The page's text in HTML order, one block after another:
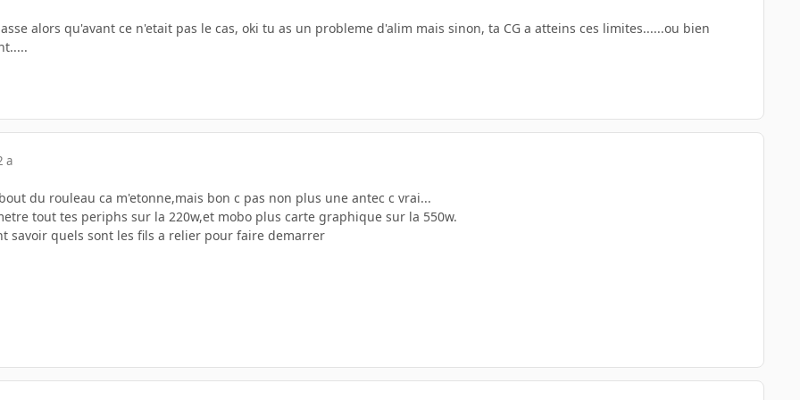
alors qu'avant ce n'etait pas le cas, oki tu as un probleme d'alim mais sinon, ta CG a atteins ces limites......ou bien
a
du rouleau ca m'etonne,mais bon c pas non plus une antec c vrai...
tout tes periphs sur la 220w,et mobo plus carte graphique sur la 550w.
savoir quels sont les fils a relier pour faire demarrer